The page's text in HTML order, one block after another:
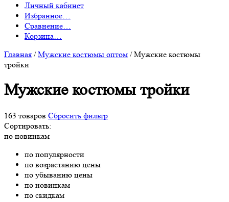
Личный кабинет
Избранное…
Сравнение…
Корзина…
Главная /Мужские костюмы оптом /Мужские костюмы
тройки
Мужские костюмы тройки
163 товаров Сбросить фильтр
Сортировать:
по новинкам
по популярности
по возрастанию цены
по убыванию цены
по новинкам
по скидкам